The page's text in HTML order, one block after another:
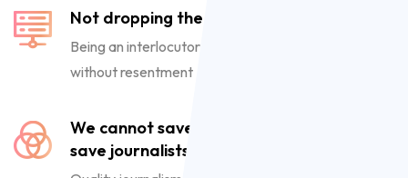
Not dropping the vase
Being an interlocutor helps one to endure criticism
without resentment
We cannot save journalism if we fail to
save journalists